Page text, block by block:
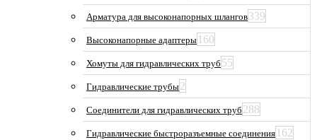
Арматура для высоконапорных шлангов339
Высоконапорные адаптеры 160
Хомуты для гидравлических труб 55
Гидравлические трубы2
Соединители для гидравлических труб 288
Гидравлические быстроразъемные соединения 162